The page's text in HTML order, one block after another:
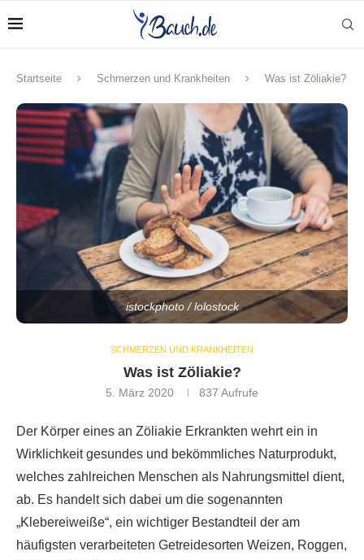
Startseite Schmerzen und Krankheiten Was ist Zöliakie?
istockphoto / lolostock
SCHMERZEN UND KRANKHEITEN
Was ist Zöliakie?
5. März 2020 837 Aufrufe
Der Körper eines an Zöliakie Erkrankten wehrt ein in
Wirklichkeit gesundes und bekömmliches Naturprodukt,
welches zahlreichen Menschen als Nahrungsmittel dient,
ab. Es handelt sich dabei um die sogenannten
„Klebereiweiße“, ein wichtiger Bestandteil der am
häufigsten verarbeiteten Getreidesorten Weizen, Roggen,